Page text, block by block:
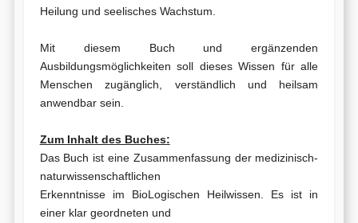
Heilung und seelisches Wachstum.
Mit diesem Buch und ergänzenden
Ausbildungsmöglichkeiten soll dieses Wissen für alle
Menschen zugänglich, verständlich und heilsam
anwendbar sein.
Zum Inhalt des Buches:
Das Buch ist eine Zusammenfassung der medizinisch-
naturwissenschaftlichen
Erkenntnisse im BioLogischen Heilwissen. Es ist in
einer klar geordneten und